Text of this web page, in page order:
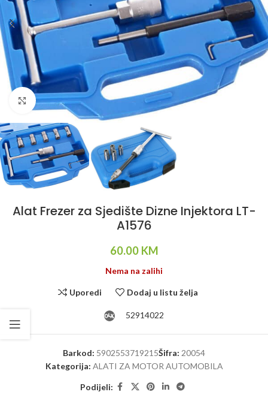
Klikni da uvećaš
Alat Frezer za Sjedište Dizne Injektora LT-
A1576
60.00 KM
Nema na zalihi
Uporedi Dodaj u listu želja
52914022
Barkod: 5902553719215Šifra: 20054
Kategorija: ALATI ZA MOTOR AUTOMOBILA
Podijeli: